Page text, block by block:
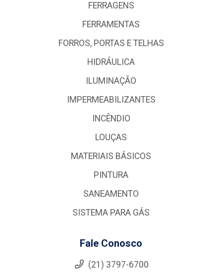
FERRAGENS
FERRAMENTAS
FORROS, PORTAS E TELHAS
HIDRÁULICA
ILUMINAÇÃO
IMPERMEABILIZANTES
INCÊNDIO
LOUÇAS
MATERIAIS BÁSICOS
PINTURA
SANEAMENTO
SISTEMA PARA GÁS
Fale Conosco
(21) 3797-6700